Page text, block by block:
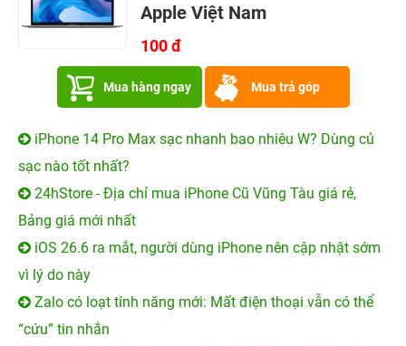
Apple Việt Nam
100 đ
Mua hàng ngay Mua trả góp
iPhone 14 Pro Max sạc nhanh bao nhiêu W? Dùng củ
sạc nào tốt nhất?
24hStore - Địa chỉ mua iPhone Cũ Vũng Tàu giá rẻ,
Bảng giá mới nhất
iOS 26.6 ra mắt, người dùng iPhone nên cập nhật sớm
vì lý do này
Zalo có loạt tính năng mới: Mất điện thoại vẫn có thể
“cứu” tin nhắn